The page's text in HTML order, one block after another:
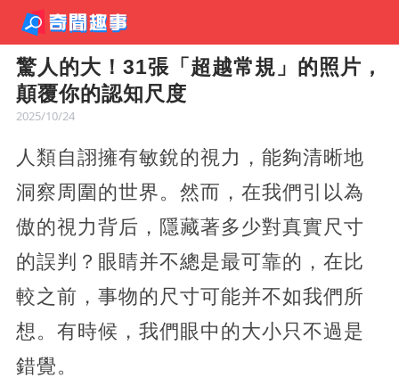
驚人的大！31張「超越常規」的照片，
顛覆你的認知尺度
2025/10/24
人類自詡擁有敏銳的視力，能夠清晰地
洞察周圍的世界。然而，在我們引以為
傲的視力背后，隱藏著多少對真實尺寸
的誤判？眼睛并不總是最可靠的，在比
較之前，事物的尺寸可能并不如我們所
想。有時候，我們眼中的大小只不過是
錯覺。